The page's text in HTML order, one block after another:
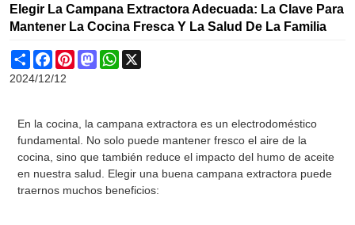
Elegir La Campana Extractora Adecuada: La Clave Para
Mantener La Cocina Fresca Y La Salud De La Familia
ShareFacebook
PinterestMastodonWhatsApp
2024/12/12
En la cocina, la campana extractora es un electrodoméstico
fundamental. No solo puede mantener fresco el aire de la
cocina, sino que también reduce el impacto del humo de aceite
en nuestra salud. Elegir una buena campana extractora puede
traernos muchos beneficios: